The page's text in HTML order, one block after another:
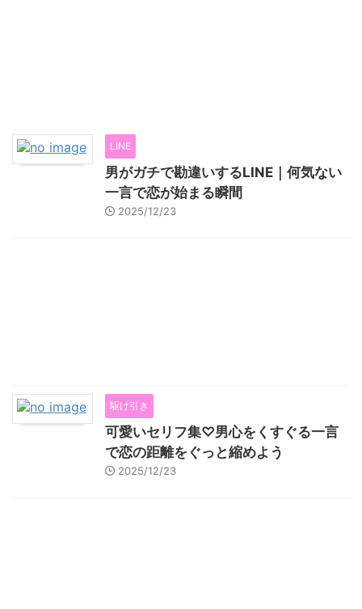
LINE
男がガチで勘違いするLINE｜何気ない
一言で恋が始まる瞬間
2025/12/23
駆け引き
可愛いセリフ集♡男心をくすぐる一言
で恋の距離をぐっと縮めよう
2025/12/23